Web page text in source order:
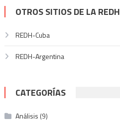
OTROS SITIOS DE LA REDH
REDH-Cuba
REDH-Argentina
CATEGORÍAS
Análisis (9)